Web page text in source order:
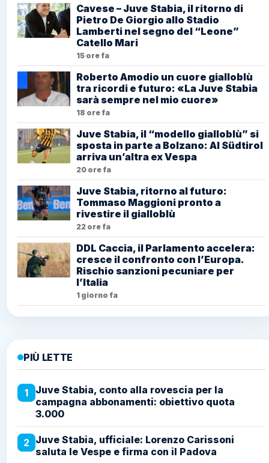
Cavese – Juve Stabia, il ritorno di
Pietro De Giorgio allo Stadio
Lamberti nel segno del “Leone”
Catello Mari
15 ore fa
Roberto Amodio un cuore gialloblù
tra ricordi e futuro: «La Juve Stabia
sarà sempre nel mio cuore»
18 ore fa
Juve Stabia, il “modello gialloblù” si
sposta in parte a Bolzano: Al Südtirol
arriva un’altra ex Vespa
20 ore fa
Juve Stabia, ritorno al futuro:
Tommaso Maggioni pronto a
rivestire il gialloblù
22 ore fa
DDL Caccia, il Parlamento accelera:
cresce il confronto con l’Europa.
Rischio sanzioni pecuniare per
l’Italia
1 giorno fa
PIÙ LETTE
1
Juve Stabia, conto alla rovescia per la
campagna abbonamenti: obiettivo quota
3.000
2 Juve Stabia, ufficiale: Lorenzo Carissoni
saluta le Vespe e firma con il Padova